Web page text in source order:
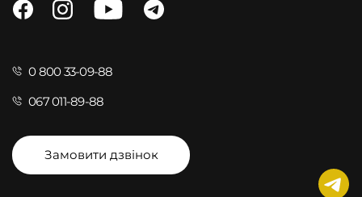
0 800 33-09-88
067 011-89-88
Замовити дзвінок